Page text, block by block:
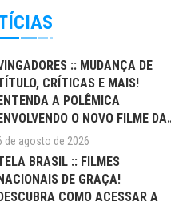
:: MUDANÇA DE
CRÍTICAS E MAIS!
ENTENDA A POLÊMICA
ENVOLVENDO O NOVO FILME DA
de agosto de 2026
BRASIL :: FILMES
NACIONAIS DE GRAÇA!
DESCUBRA COMO ACESSAR A